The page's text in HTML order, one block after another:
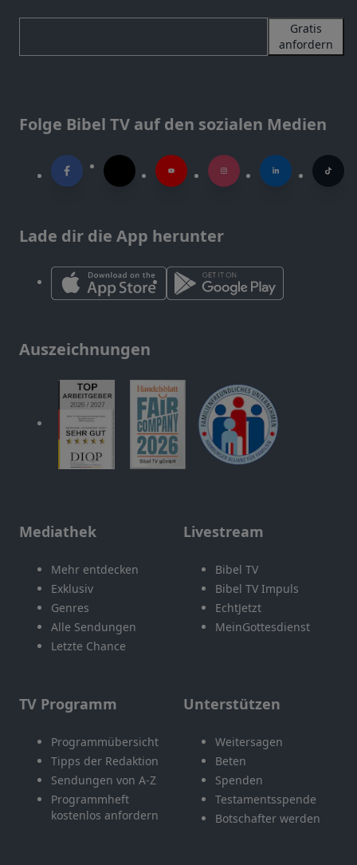
Gratis
anfordern
Folge Bibel TV auf den sozialen Medien
Lade dir die App herunter
Auszeichnungen
Mediathek
Mehr entdecken
Exklusiv
Genres
Alle Sendungen
Letzte Chance
Livestream
Bibel TV
Bibel TV Impuls
EchtJetzt
MeinGottesdienst
TV Programm
Programmübersicht
Tipps der Redaktion
Sendungen von A-Z
Programmheft
kostenlos anfordern
Unterstützen
Weitersagen
Beten
Spenden
Testamentsspende
Botschafter werden